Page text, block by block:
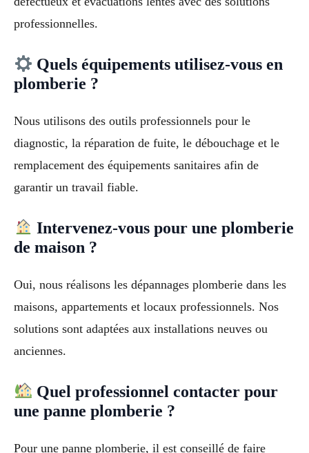
professionnelles.
Quels équipements utilisez-vous en
plomberie ?
Nous utilisons des outils professionnels pour le
diagnostic, la réparation de fuite, le débouchage et le
remplacement des équipements sanitaires afin de
garantir un travail fiable.
Intervenez-vous pour une plomberie
de maison ?
Oui, nous réalisons les dépannages plomberie dans les
maisons, appartements et locaux professionnels. Nos
solutions sont adaptées aux installations neuves ou
anciennes.
Quel professionnel contacter pour
une panne plomberie ?
Pour une panne plomberie, il est conseillé de faire